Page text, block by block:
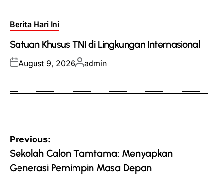
Posted
Berita Hari Ini
Satuan Khusus TNI di Lingkungan Internasional
Posted
August 9, 2026Posted
admin
Post
navigation
Previous:
Sekolah Calon Tamtama: Menyapkan
Generasi Pemimpin Masa Depan